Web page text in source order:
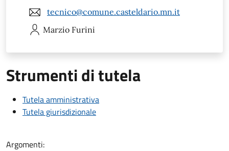
tecnico@comune.casteldario.mn.it
Marzio Furini
Strumenti di tutela
Tutela amministrativa
Tutela giurisdizionale
Argomenti: